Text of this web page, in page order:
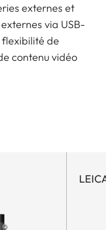
externes et
via USB-
flexibilité de
contenu vidéo